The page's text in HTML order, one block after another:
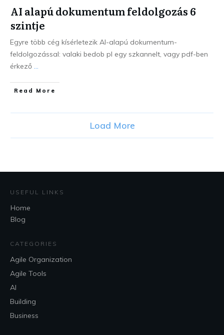
AI alapú dokumentum feldolgozás 6
szintje
Egyre több cég kísérletezik AI-alapú dokumentum-
feldolgozással: valaki bedob pl egy szkannelt, vagy pdf-ben
érkező ...
Read More
Load More
USEFUL LINKS
Home
Blog
CATEGORIES
Agile Organization
Agile Tools
AI
Building
Business